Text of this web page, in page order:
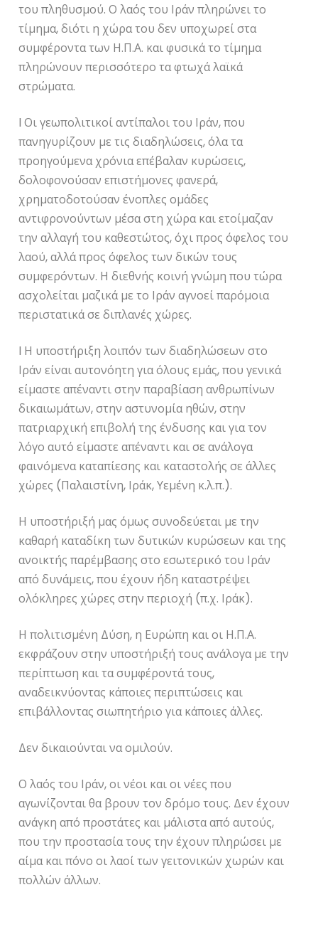
του πληθυσμού. Ο λαός του Ιράν πληρώνει το
τίμημα, διότι η χώρα του δεν υποχωρεί στα
συμφέροντα των Η.Π.Α. και φυσικά το τίμημα
πληρώνουν περισσότερο τα φτωχά λαϊκά
στρώματα.
l Οι γεωπολιτικοί αντίπαλοι του Ιράν, που
πανηγυρίζουν με τις διαδηλώσεις, όλα τα
προηγούμενα χρόνια επέβαλαν κυρώσεις,
δολοφονούσαν επιστήμονες φανερά,
χρηματοδοτούσαν ένοπλες ομάδες
αντιφρονούντων μέσα στη χώρα και ετοίμαζαν
την αλλαγή του καθεστώτος, όχι προς όφελος του
λαού, αλλά προς όφελος των δικών τους
συμφερόντων. Η διεθνής κοινή γνώμη που τώρα
ασχολείται μαζικά με το Ιράν αγνοεί παρόμοια
περιστατικά σε διπλανές χώρες.
l Η υποστήριξη λοιπόν των διαδηλώσεων στο
Ιράν είναι αυτονόητη για όλους εμάς, που γενικά
είμαστε απέναντι στην παραβίαση ανθρωπίνων
δικαιωμάτων, στην αστυνομία ηθών, στην
πατριαρχική επιβολή της ένδυσης και για τον
λόγο αυτό είμαστε απέναντι και σε ανάλογα
φαινόμενα καταπίεσης και καταστολής σε άλλες
χώρες (Παλαιστίνη, Ιράκ, Υεμένη κ.λ.π.).
Η υποστήριξή μας όμως συνοδεύεται με την
καθαρή καταδίκη των δυτικών κυρώσεων και της
ανοικτής παρέμβασης στο εσωτερικό του Ιράν
από δυνάμεις, που έχουν ήδη καταστρέψει
ολόκληρες χώρες στην περιοχή (π.χ. Ιράκ).
Η πολιτισμένη Δύση, η Ευρώπη και οι Η.Π.Α.
εκφράζουν στην υποστήριξή τους ανάλογα με την
περίπτωση και τα συμφέροντά τους,
αναδεικνύοντας κάποιες περιπτώσεις και
επιβάλλοντας σιωπητήριο για κάποιες άλλες.
Δεν δικαιούνται να ομιλούν.
Ο λαός του Ιράν, οι νέοι και οι νέες που
αγωνίζονται θα βρουν τον δρόμο τους. Δεν έχουν
ανάγκη από προστάτες και μάλιστα από αυτούς,
που την προστασία τους την έχουν πληρώσει με
αίμα και πόνο οι λαοί των γειτονικών χωρών και
πολλών άλλων.